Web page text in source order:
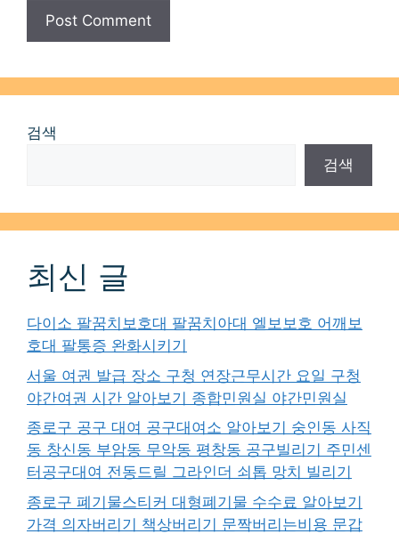
검색
검색
최신 글
다이소 팔꿈치보호대 팔꿈치아대 엘보보호 어깨보
호대 팔통증 완화시키기
서울 여권 발급 장소 구청 연장근무시간 요일 구청
야간여권 시간 알아보기 종합민원실 야간민원실
종로구 공구 대여 공구대여소 알아보기 숭인동 사직
동 창신동 부암동 무악동 평창동 공구빌리기 주민센
터공구대여 전동드릴 그라인더 쇠톱 망치 빌리기
종로구 폐기물스티커 대형폐기물 수수료 알아보기
가격 의자버리기 책상버리기 문짝버리는비용 문갑